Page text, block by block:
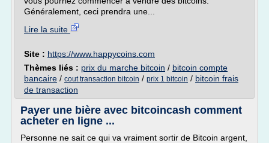
Généralement, ceci prendra une...
Lire la suite
Site : https://www.happycoins.com
Thèmes liés : prix du marche bitcoin / bitcoin compte
bancaire / cout transaction bitcoin / prix 1 bitcoin / bitcoin frais
de transaction
Payer une bière avec bitcoincash comment
acheter en ligne ...
Personne ne sait ce qui va vraiment sortir de Bitcoin argent,